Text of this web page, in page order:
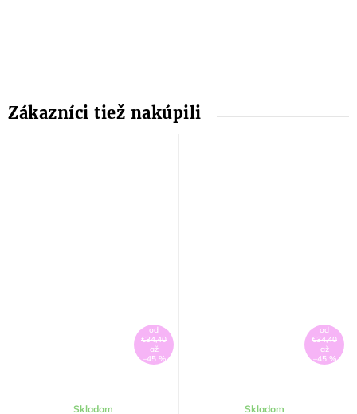
od
€34,40
až
–45 %
Skladom
od
€34,40
až
–45 %
Skladom